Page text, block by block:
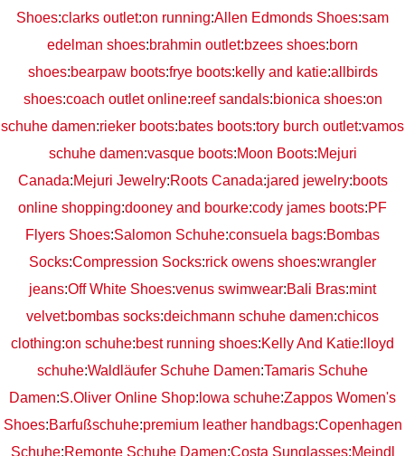
Shoes:clarks outlet:on running:Allen Edmonds Shoes:sam
edelman shoes:brahmin outlet:bzees shoes:born
shoes:bearpaw boots:frye boots:kelly and katie:allbirds
shoes:coach outlet online:reef sandals:bionica shoes:on
schuhe damen:rieker boots:bates boots:tory burch outlet:vamos
schuhe damen:vasque boots:Moon Boots:Mejuri
Canada:Mejuri Jewelry:Roots Canada:jared jewelry:boots
online shopping:dooney and bourke:cody james boots:PF
Flyers Shoes:Salomon Schuhe:consuela bags:Bombas
Socks:Compression Socks:rick owens shoes:wrangler
jeans:Off White Shoes:venus swimwear:Bali Bras:mint
velvet:bombas socks:deichmann schuhe damen:chicos
clothing:on schuhe:best running shoes:Kelly And Katie: lloyd
schuhe:Waldläufer Schuhe Damen:Tamaris Schuhe
Damen:S.Oliver Online Shop: lowa schuhe:Zappos Women's
Shoes:Barfußschuhe:premium leather handbags:Copenhagen
Schuhe:Remonte Schuhe Damen:Costa Sunglasses:Meindl